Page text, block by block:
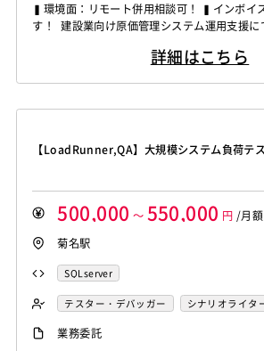
▍環境面：リモート併用相談可！ ▍インボイ
す！ 建設業向け原価管理システム運用支援に
保守運用対応 ・SQLによるデータ調査分析対
詳細はこちら
【LoadRunner,QA】大規模システム負荷テ
500,000 ～ 550,000 円 /月額
菊名駅
SQLserver
テスター・デバッガー シナリオライタ
業務委託